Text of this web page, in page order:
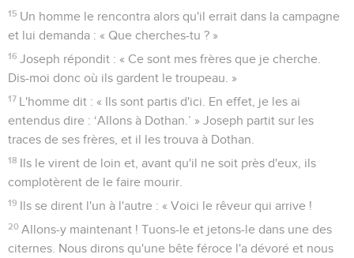
15 Un homme le rencontra alors qu'il errait dans la campagne
et lui demanda : « Que cherches-tu ? »
16 Joseph répondit : « Ce sont mes frères que je cherche.
Dis-moi donc où ils gardent le troupeau. »
17 L'homme dit : « Ils sont partis d'ici. En effet, je les ai
entendus dire : ‘Allons à Dothan.’ » Joseph partit sur les
traces de ses frères, et il les trouva à Dothan.
18 Ils le virent de loin et, avant qu'il ne soit près d'eux, ils
complotèrent de le faire mourir.
19 Ils se dirent l'un à l'autre : « Voici le rêveur qui arrive !
20 Allons-y maintenant ! Tuons-le et jetons-le dans une des
citernes. Nous dirons qu'une bête féroce l'a dévoré et nous